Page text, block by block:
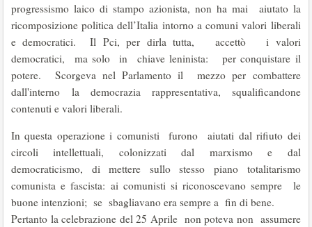
progressismo laico di stampo azionista, non ha mai aiutato la
ricomposizione politica dell’Italia intorno a comuni valori liberali
e democratici. Il Pci, per dirla tutta, accettò i valori
democratici, ma solo in chiave leninista: per conquistare il
potere. Scorgeva nel Parlamento il mezzo per combattere
dall'interno la democrazia rappresentativa, squalificandone
contenuti e valori liberali.
In questa operazione i comunisti furono aiutati dal rifiuto dei
circoli intellettuali, colonizzati dal marxismo e dal
democraticismo, di mettere sullo stesso piano totalitarismo
comunista e fascista: ai comunisti si riconoscevano sempre le
buone intenzioni; se sbagliavano era sempre a fin di bene.
Pertanto la celebrazione del 25 Aprile non poteva non assumere